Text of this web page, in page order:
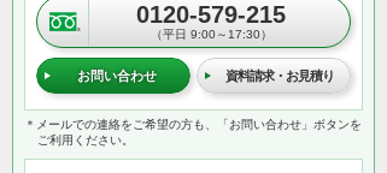
0120-579-215
（平日 9:00～17:30）
お問い合わせ 資料請求・お見積り
＊メールでの連絡をご希望の方も、「お問い合わせ」ボタンを
ご利用ください。